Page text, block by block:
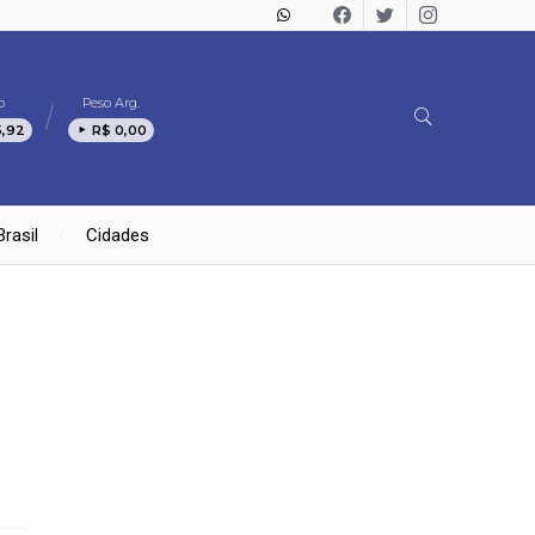
Peso Arg.
R$ 0,00
Cidades